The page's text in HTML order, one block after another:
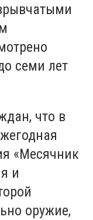
семи лет
что в
«Месячник
и
оружие,